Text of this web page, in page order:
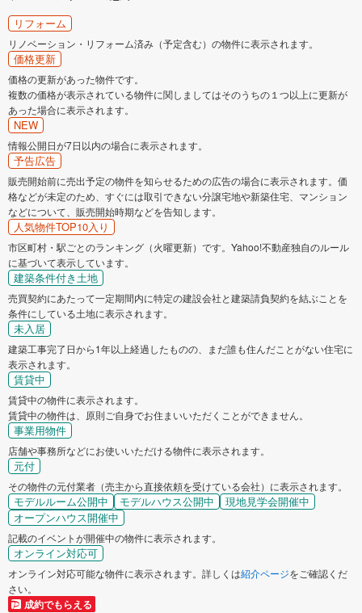
リフォーム
リノベーション・リフォーム済み（予定含む）の物件に表示されます。
価格更新
価格の更新があった物件です。
複数の価格が表示されている物件に関しましてはそのうちの１つ以上に更新が
あった場合に表示されます。
NEW
情報公開日が7日以内の場合に表示されます。
予告広告
販売開始前に売出予定の物件を知らせるための広告の場合に表示されます。価
格などが未定のため、すぐには取引できない分譲宅地や新築住宅、マンション
などについて、販売開始時期などを告知します。
人気物件TOP10入り
市区町村・駅ごとのランキング（火曜更新）です。Yahoo!不動産独自のルール
に基づいて表示しています。
建築条件付き土地
売買契約にあたって一定期間内に特定の建設会社と建築請負契約を結ぶことを
条件にしている土地に表示されます。
未入居
建築工事完了日から1年以上経過したものの、まだ誰も住んだことがない住宅に
表示されます。
賃貸中
賃貸中の物件に表示されます。
賃貸中の物件は、原則ご自身でお住まいいただくことができません。
事業用物件
店舗や事務所などにお使いいただける物件に表示されます。
元付
その物件の元付業者（売主から直接依頼を受けている会社）に表示されます。
モデルルーム公開中 モデルハウス公開中
現地見学会開催中
オープンハウス開催中
記載のイベントが開催中の物件に表示されます。
オンライン対応可
オンライン対応可能な物件に表示されます。詳しくは紹介ページをご確認くだ
さい。
成約でもらえる